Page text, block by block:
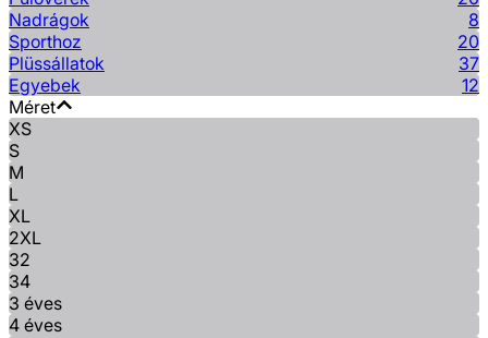
Nadrágok
8
Sporthoz
20
Plüssállatok
37
Egyebek
12
Méret
XS
S
M
L
XL
2XL
32
34
3 éves
4 éves